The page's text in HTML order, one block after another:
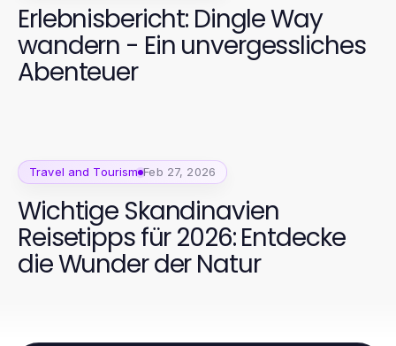
Erlebnisbericht: Dingle Way
wandern - Ein unvergessliches
Abenteuer
Travel and Tourism Feb 27, 2026
Wichtige Skandinavien
Reisetipps für 2026: Entdecke
die Wunder der Natur